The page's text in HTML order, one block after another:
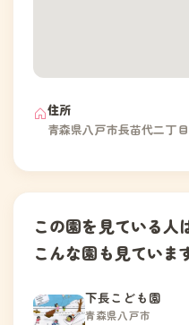
住所
青森県八戸市長苗代二丁
この園を見ている人
こんな園も見ていま
下長こども園
青森県八戸市